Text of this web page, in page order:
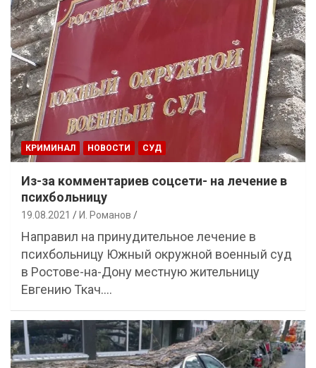
КРИМИНАЛ НОВОСТИ СУД
Из-за комментариев соцсети- на лечение в
психбольницу
19.08.2021 И. Романов
Направил на принудительное лечение в
психбольницу Южный окружной военный суд
в Ростове-на-Дону местную жительницу
Евгению Ткач.…